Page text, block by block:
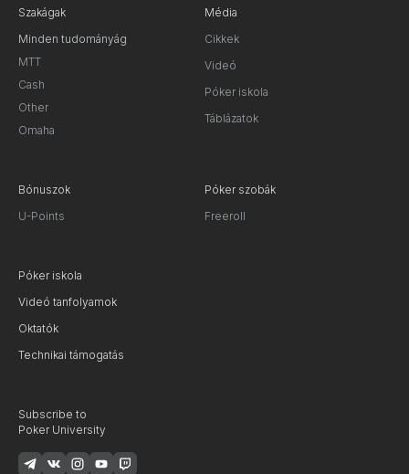
Szakágak
Minden tudományág
MTT
Cash
Other
Omaha
Média
Cikkek
Videó
Póker iskola
Táblázatok
Bónuszok
U-Points
Póker szobák
Freeroll
Póker iskola
Videó tanfolyamok
Oktatók
Technikai támogatás
Subscribe to
Poker University